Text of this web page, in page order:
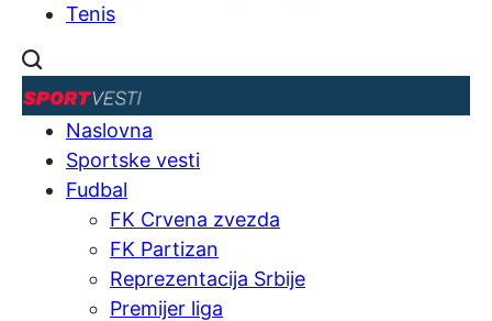
Tenis
Naslovna
Sportske vesti
Fudbal
FK Crvena zvezda
FK Partizan
Reprezentacija Srbije
Premijer liga